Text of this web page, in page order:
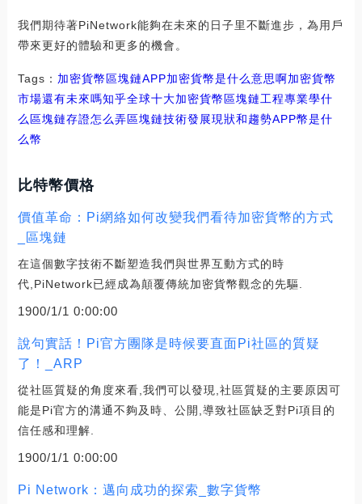
我們期待著PiNetwork能夠在未來的日子里不斷進步，為用戶
帶來更好的體驗和更多的機會。
Tags： 加密貨幣 區塊鏈APP加密貨幣是什么意思啊加密貨幣
市場還有未來嗎知乎全球十大加密貨幣區塊鏈工程專業學什
么 區塊鏈存證怎么弄區塊鏈技術發展現狀和趨勢APP幣是什
么幣
比特幣價格
價值革命：Pi網絡如何改變我們看待加密貨幣的方式
_區塊鏈
在這個數字技術不斷塑造我們與世界互動方式的時
代,PiNetwork已經成為顛覆傳統加密貨幣觀念的先驅.
1900/1/1 0:00:00
說句實話！Pi官方團隊是時候要直面Pi社區的質疑
了！_ARP
從社區質疑的角度來看,我們可以發現,社區質疑的主要原因可
能是Pi官方的溝通不夠及時、公開,導致社區缺乏對Pi項目的
信任感和理解.
1900/1/1 0:00:00
Pi Network：邁向成功的探索_數字貨幣